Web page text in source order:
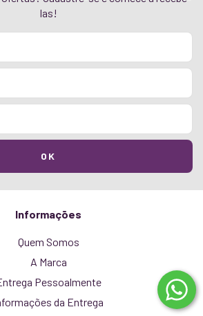
las!
Informações
Quem Somos
A Marca
Pessoalmente
da Entrega